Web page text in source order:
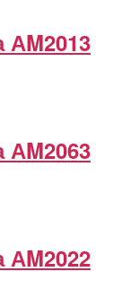
АM2013
АM2063
АM2022